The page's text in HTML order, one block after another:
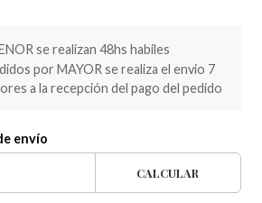
se realizan 48hs habiles
por MAYOR se realiza el envio 7
a la recepción del pago del pedido
envío
CALCULAR